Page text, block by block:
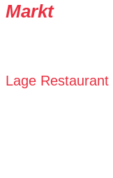
Markt
Lage Restaurant